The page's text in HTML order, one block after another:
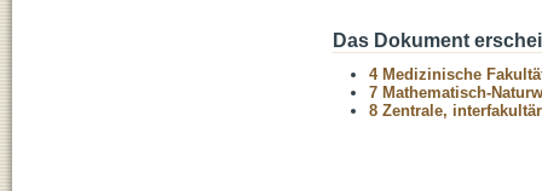
Das Dokument
4 Medizinische
7 Mathematisch-
8 Zentrale,